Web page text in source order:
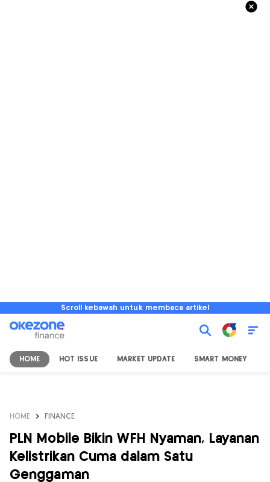
Scroll kebawah untuk membaca artikel
HOME HOT ISSUE MARKET UPDATE SMART MONEY
HOME FINANCE
PLN Mobile Bikin WFH Nyaman, Layanan
Kelistrikan Cuma dalam Satu
Genggaman